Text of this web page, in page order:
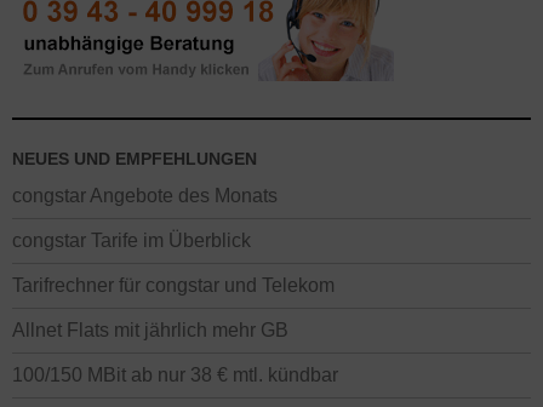
NEUES UND EMPFEHLUNGEN
congstar Angebote des Monats
congstar Tarife im Überblick
Tarifrechner für congstar und Telekom
Allnet Flats mit jährlich mehr GB
100/150 MBit ab nur 38 € mtl. kündbar